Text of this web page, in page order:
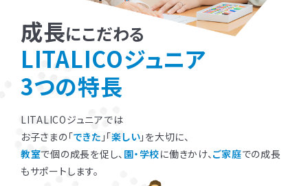
成長にこだわる
LITALICOジュニア
3つの特長
LITALICOジュニアでは
お子さまの「できた 」「楽しい」を大切に、
教室で個の成長を促し、 園・学校に働きかけ、ご家庭での成長
もサポートします。